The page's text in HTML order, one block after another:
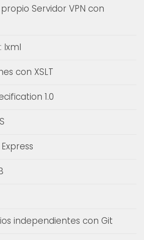
Servidor VPN con
lxml
con XSLT
1.0
independientes con Git